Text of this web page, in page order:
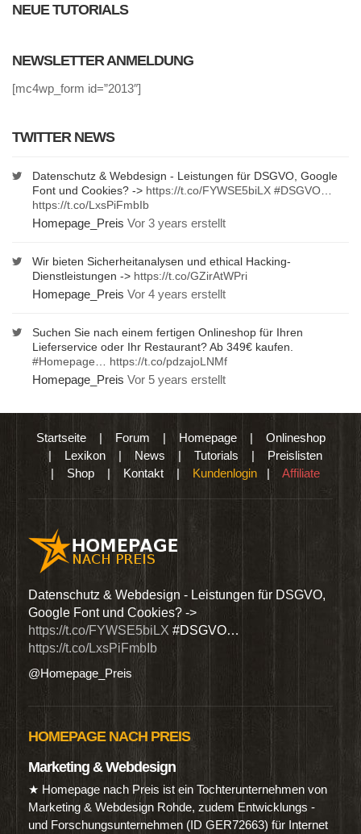
NEUE TUTORIALS
NEWSLETTER ANMELDUNG
[mc4wp_form id=”2013″]
TWITTER NEWS
Datenschutz & Webdesign - Leistungen für DSGVO, Google
Font und Cookies? -> https://t.co/FYWSE5biLX #DSGVO
https://t.co/LxsPiFmbIb
Homepage_Preis Vor 3 years erstellt
Wir bieten Sicherheitanalysen und ethical Hacking-
Dienstleistungen -> https://t.co/GZirAtWPri
Homepage_Preis Vor 4 years erstellt
Suchen Sie nach einem fertigen Onlineshop für Ihren
Lieferservice oder Ihr Restaurant? Ab 349€ kaufen.
#Homepage
https://t.co/pdzajoLNMf
Homepage_Preis Vor 5 years erstellt
Startseite| Forum | Homepage| Onlineshop
| Lexikon | News | Tutorials | Preislisten
| Shop | Kontakt | Kundenlogin | Affiliate
Datenschutz & Webdesign - Leistungen für DSGVO,
Google Font und Cookies? ->
https://t.co/FYWSE5biLX #DSGVO…
https://t.co/LxsPiFmbIb
@Homepage_Preis
HOMEPAGE NACH PREIS
Marketing & Webdesign
★ Homepage nach Preis ist ein Tochterunternehmen von
Marketing & Webdesign Rohde, zudem Entwicklungs -
und Forschungsunternehmen (ID GER72663) für Internet